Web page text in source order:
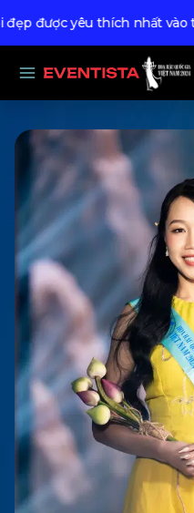
được yêu thích nhất vào